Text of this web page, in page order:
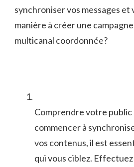
synchroniser vos messages ​et
manière à créer ⁢une
multicanal ⁤coordonnée?
Comprendre votre ‍public⁢
commencer à
vos contenus, il est
qui vous ciblez.